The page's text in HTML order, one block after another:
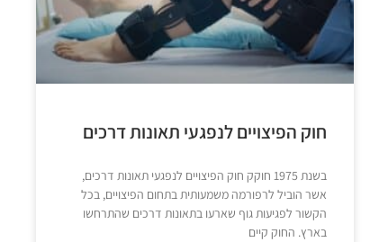
חוק הפיצויים לנפגעי תאונות דרכים
בשנת 1975 חוקק חוק הפיצויים לנפגעי תאונות דרכים,
אשר הוביל לרפורמה משמעותית בתחום הפיצויים, בכל
הקשור לפגיעות גוף שארעו בתאונות דרכים שהתרחשו
בארץ. החוק קיים